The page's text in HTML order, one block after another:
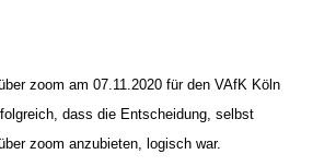
zoom am 07.11.2020 für den VAfK Köln
dass die Entscheidung, selbst
zoom anzubieten, logisch war.